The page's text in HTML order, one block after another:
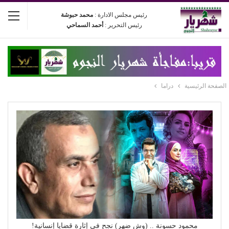
رئيس مجلس الادارة : محمد حبوشة
رئيس التحرير : أحمد السماحي
الصفحة الرئيسية دراما
محمود حسونة .. (وش ضهر) نجح في إثارة قضايا إنسانية!